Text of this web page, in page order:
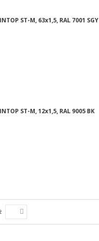
ST-M, 63x1,5, RAL 7001 SGY
ST-M, 12x1,5, RAL 9005 BK